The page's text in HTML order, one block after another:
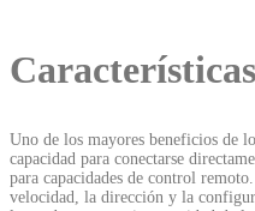
Uno de los mayores beneficios de
capacidad para conectarse
para capacidades de control
velocidad, la dirección y la